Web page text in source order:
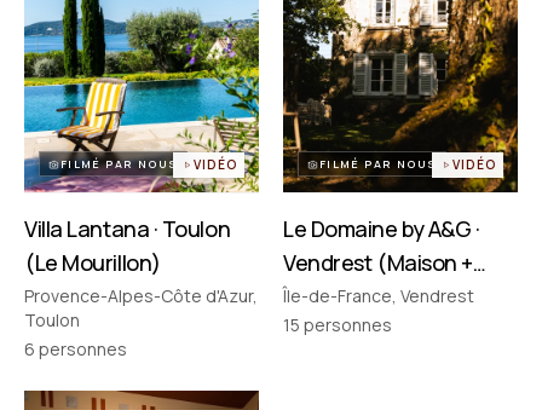
FILMÉ PAR NOUS VIDÉO
Villa Lantana · Toulon
(Le Mourillon)
Provence-Alpes-Côte d'Azur,
Toulon
6 personnes
FILMÉ PAR NOUS VIDÉO
Le Domaine by A&G ·
Vendrest (Maison +
Pavillon)
Île-de-France, Vendrest
15 personnes